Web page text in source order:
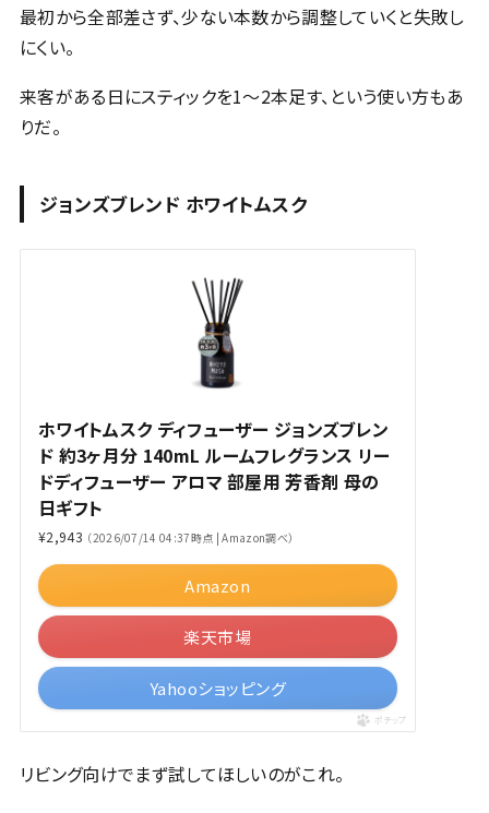
最初から全部差さず、少ない本数から調整していくと失敗し
にくい。
来客がある日にスティックを1〜2本足す、という使い方もあ
りだ。
ジョンズブレンド ホワイトムスク
ホワイトムスク ディフューザー ジョンズブレン
ド 約3ヶ月分 140mL ルームフレグランス リー
ドディフューザー アロマ 部屋用 芳香剤 母の
日ギフト
¥2,943 （2026/07/14 04:37時点 | Amazon調べ）
Amazon
楽天市場
Yahooショッピング
ポチップ
リビング向けでまず試してほしいのがこれ。